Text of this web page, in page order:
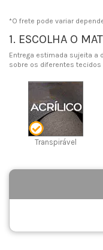
*O frete pode variar
1. ESCOLHA O
Entrega estimada sujeita a
sobre os diferentes tecidos
Transpirável